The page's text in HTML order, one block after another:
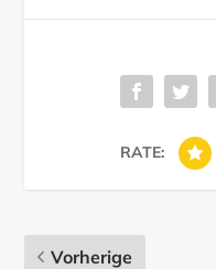
RATE:
Vorherige